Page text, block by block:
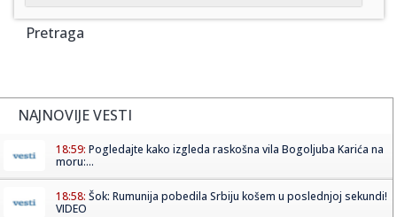
Pretraga
NAJNOVIJE VESTI
18:59: Pogledajte kako izgleda raskošna vila Bogoljuba Karića na
moru:...
18:58: Šok: Rumunija pobedila Srbiju košem u poslednjoj sekundi!
VIDEO